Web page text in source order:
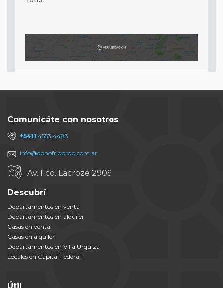
Comunicáte con nosotros
+5411 4553 4483
info@donofrioprop.com.ar
Av. Fco. Lacroze 2909
Descubrí
Departamentos en venta
Departamentos en alquiler
Casas en venta
Casas en alquiler
Departamentos en Villa Urquiza
Locales en Capital Federal
Útil